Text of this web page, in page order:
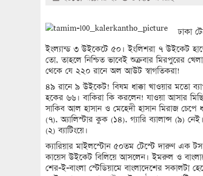
ঢাকা
ইংল্যান্ড ৩ উইকেটে ৫০। ইংলিশরা ৭ উইকেট
তো, তাহলে নিশ্চিত ভাবেই শুক্রবার মিরপুরের
থেকে যে ২২০ রানে অল আউট স্বাগতিকরা!
৪৯ রানে ৯ উইকেট! বিষম ধাক্কা খাওয়ার মতো
হকের ৬৬। বাকিরা কি করলেন! যাওয়া আসার
সাকিব আল হাসান ও মেহেদী হাসান মিরাজ
(৭), অ্যালিস্টার কুক (১৪), গ্যারি ব্যালান্স (৯)
(২) ব্যাটিংয়ে।
ক্যারিয়ার মাইলস্টোন ৫০তম টেস্টে দারুণ এক
কায়েস উইকেট বিলিয়ে আসলেন। ইমরুল ও
শের-ই-বাংলা স্টেডিয়ামে বাংলাদেশের সকালটা